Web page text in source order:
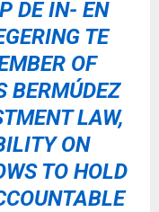
DE IN- EN
TE
OF
BERMÚDEZ
LAW,
ON
TO HOLD